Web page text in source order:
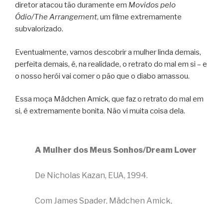
diretor atacou tão duramente em Movidos pelo
Ódio/The Arrangement, um filme extremamente
subvalorizado.
Eventualmente, vamos descobrir a mulher linda demais,
perfeita demais, é, na realidade, o retrato do mal em si – e
o nosso herói vai comer o pão que o diabo amassou.
Essa moça Mädchen Amick, que faz o retrato do mal em
si, é extremamente bonita. Não vi muita coisa dela.
A Mulher dos Meus Sonhos/Dream Lover
De Nicholas Kazan, EUA, 1994.
Com James Spader, Mädchen Amick,